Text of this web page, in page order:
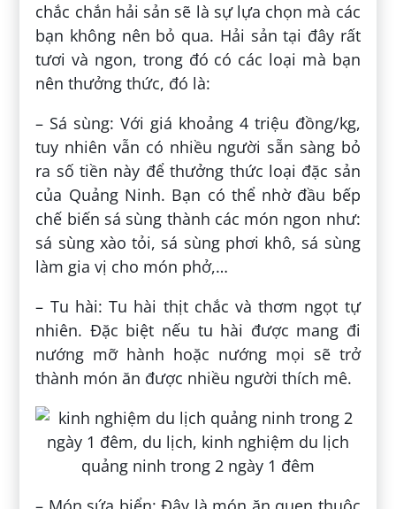
chắc chắn hải sản sẽ là sự lựa chọn mà các
bạn không nên bỏ qua. Hải sản tại đây rất
tươi và ngon, trong đó có các loại mà bạn
nên thưởng thức, đó là:
– Sá sùng: Với giá khoảng 4 triệu đồng/kg,
tuy nhiên vẫn có nhiều người sẵn sàng bỏ
ra số tiền này để thưởng thức loại đặc sản
của Quảng Ninh. Bạn có thể nhờ đầu bếp
chế biến sá sùng thành các món ngon như:
sá sùng xào tỏi, sá sùng phơi khô, sá sùng
làm gia vị cho món phở,…
– Tu hài: Tu hài thịt chắc và thơm ngọt tự
nhiên. Đặc biệt nếu tu hài được mang đi
nướng mỡ hành hoặc nướng mọi sẽ trở
thành món ăn được nhiều người thích mê.